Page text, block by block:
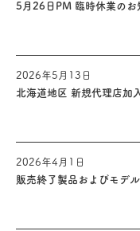
5月26日PM 臨時休業のお
2026年5月13日
北海道地区 新規代理店加
2026年4月1日
販売終了製品およびモデ